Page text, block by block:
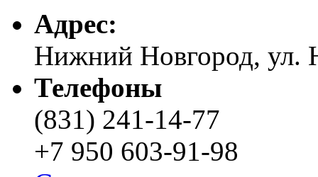
Адреc:
Нижний Новгород, ул.
Телефоны
(831) 241-14-77
+7 950 603-91-98